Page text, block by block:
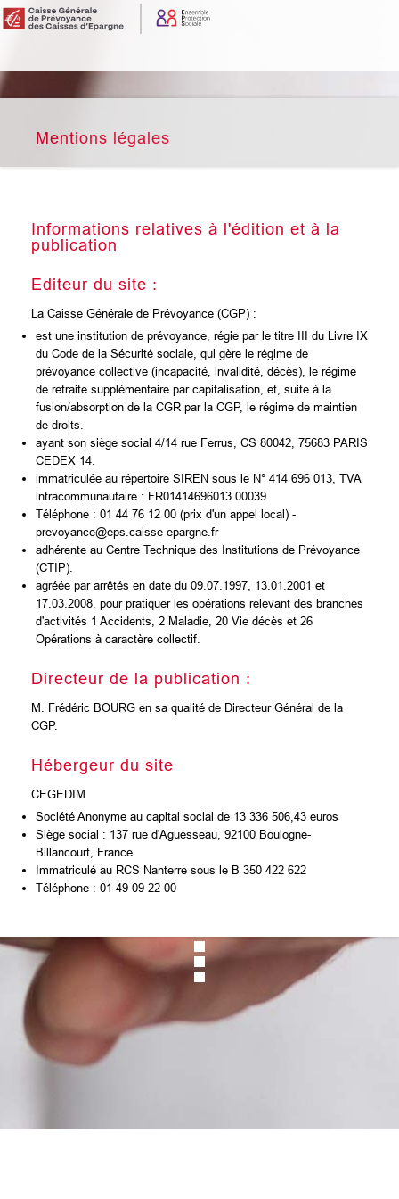
Mentions légales
Informations relatives à l'édition et à la
publication
Editeur du site :
La Caisse Générale de Prévoyance (CGP) :
est une institution de prévoyance, régie par le titre III du Livre IX
du Code de la Sécurité sociale, qui gère le régime de
prévoyance collective (incapacité, invalidité, décès), le régime
de retraite supplémentaire par capitalisation, et, suite à la
fusion/absorption de la CGR par la CGP, le régime de maintien
de droits.
ayant son siège social 4/14 rue Ferrus, CS 80042, 75683 PARIS
CEDEX 14.
immatriculée au répertoire SIREN sous le N° 414 696 013, TVA
intracommunautaire : FR01414696013 00039
Téléphone : 01 44 76 12 00 (prix d'un appel local) -
prevoyance@eps.caisse-epargne.fr
adhérente au Centre Technique des Institutions de Prévoyance
(CTIP).
agréée par arrêtés en date du 09.07.1997, 13.01.2001 et
17.03.2008, pour pratiquer les opérations relevant des branches
d'activités 1 Accidents, 2 Maladie, 20 Vie décès et 26
Opérations à caractère collectif.
Directeur de la publication :
M. Frédéric BOURG en sa qualité de Directeur Général de la
CGP.
Hébergeur du site
CEGEDIM
Société Anonyme au capital social de 13 336 506,43 euros
Siège social : 137 rue d'Aguesseau, 92100 Boulogne-
Billancourt, France
Immatriculé au RCS Nanterre sous le B 350 422 622
Téléphone : 01 49 09 22 00